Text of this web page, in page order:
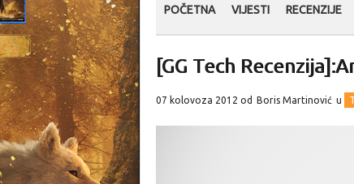
POČETNA VIJESTI RECENZIJE
[GG Tech
07 kolovoza 2012 od Boris Martinović u